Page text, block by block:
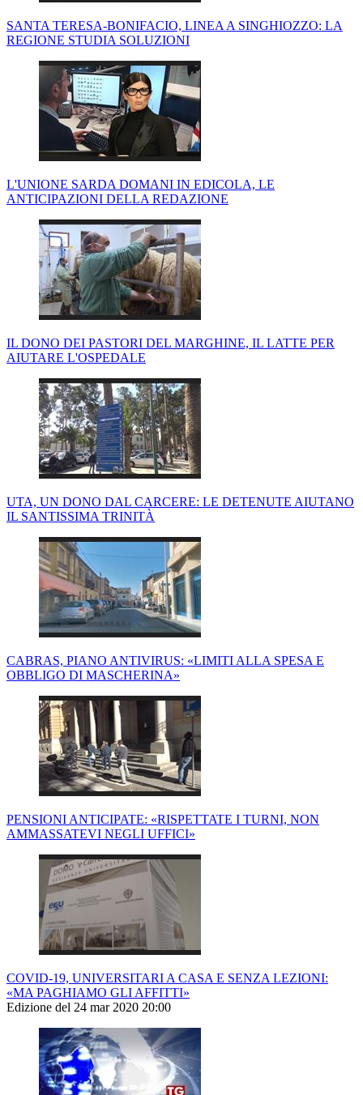
SANTA TERESA-BONIFACIO, LINEA A SINGHIOZZO: LA
REGIONE STUDIA SOLUZIONI
L'UNIONE SARDA DOMANI IN EDICOLA, LE
ANTICIPAZIONI DELLA REDAZIONE
IL DONO DEI PASTORI DEL MARGHINE, IL LATTE PER
AIUTARE L'OSPEDALE
UTA, UN DONO DAL CARCERE: LE DETENUTE AIUTANO
IL SANTISSIMA TRINITÀ
CABRAS, PIANO ANTIVIRUS: «LIMITI ALLA SPESA E
OBBLIGO DI MASCHERINA»
PENSIONI ANTICIPATE: «RISPETTATE I TURNI, NON
AMMASSATEVI NEGLI UFFICI»
COVID-19, UNIVERSITARI A CASA E SENZA LEZIONI:
«MA PAGHIAMO GLI AFFITTI»
Edizione del 24 mar 2020 20:00